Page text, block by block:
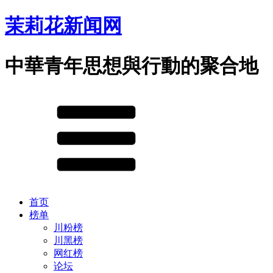
茉莉花新闻网
中華青年思想與行動的聚合地
首页
榜单
川粉榜
川黑榜
网红榜
论坛